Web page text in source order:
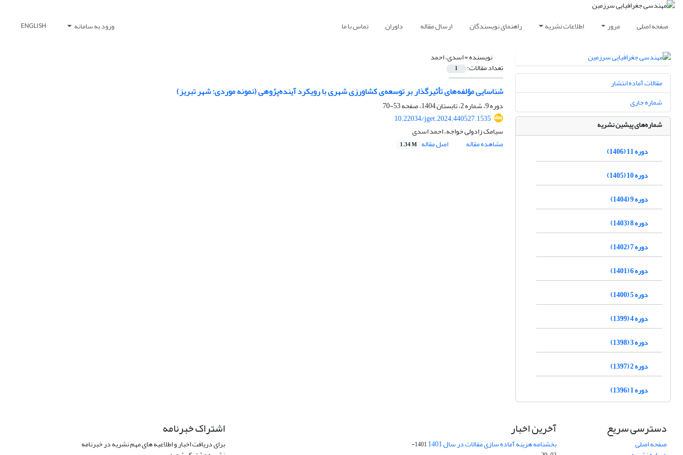
صفحه اصلی مرور اطلاعات نشریه راهنمای نویسندگان ارسال مقاله داوران تماس با ما ورود به سامانه ENGLISH
نویسنده =اسدی، احمد
تعداد مقالات: 1
شناسایی مؤلفه‌های تأثیرگذار بر توسعه‌ی کشاورزی شهری با رویکرد آینده‌پژوهی (نمونه موردی: شهر تبریز)
دوره 9، شماره 2، تابستان 1404، صفحه
53-70
10.22034/jget.2024.440527.1535
سیامک زادولی خواجه، احمد اسدی
مشاهده مقاله
اصل مقاله 1.34 M
مقالات آماده انتشار
شماره جاری
شماره‌های پیشین نشریه
دوره 11 (1406)
دوره 10 (1405)
دوره 9 (1404)
دوره 8 (1403)
دوره 7 (1402)
دوره 6 (1401)
دوره 5 (1400)
دوره 4 (1399)
دوره 3 (1398)
دوره 2 (1397)
دوره 1 (1396)
دسترسی سریع
صفحه اصلی
آخرین اخبار
بخشنامه هزینه آماده سازی مقالات در سال 1401
1401-
اشتراک خبرنامه
برای دریافت اخبار و اطلاعیه های مهم نشریه در خبرنامه